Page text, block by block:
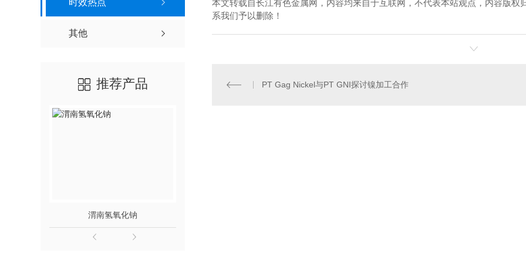
时效热点
其他
推荐产品
渭南氢氧化钠
本文转载自长江有色金属网，内容均来自于互联网，不代表本站观点，内容版
系我们予以删除！
PT Gag Nickel与PT GNI探讨镍加工合作